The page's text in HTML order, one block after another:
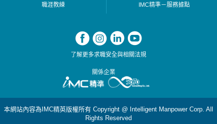
職涯教練 IMC精準－服務據點
了解更多求職安全與相關法規
關係企業
本網站內容為IMC精英版權所有 Copyright @ Intelligent Manpower Corp. All
Rights Reserved